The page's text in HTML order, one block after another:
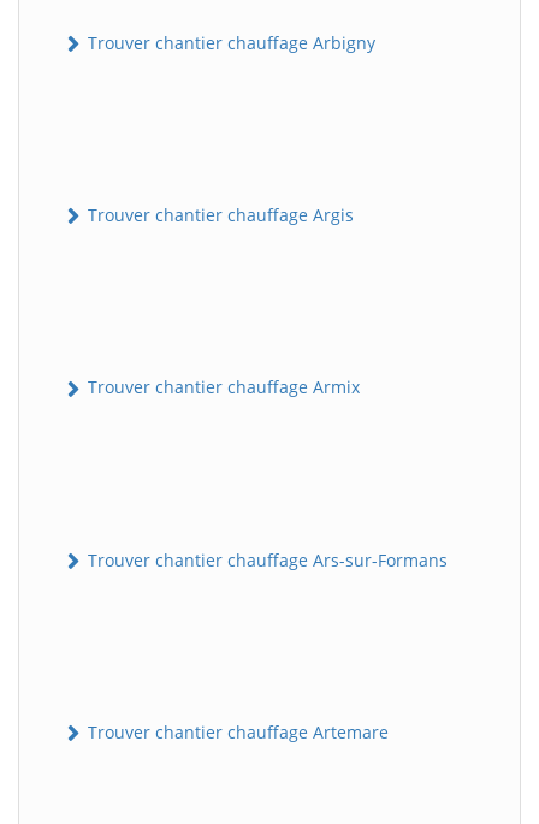
Trouver chantier chauffage Arbigny
Trouver chantier chauffage Argis
Trouver chantier chauffage Armix
Trouver chantier chauffage Ars-sur-Formans
Trouver chantier chauffage Artemare